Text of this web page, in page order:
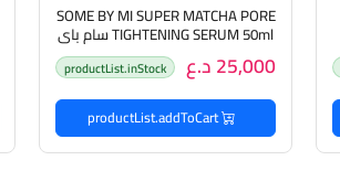
SOME BY MI SUPER MATCHA PORE
TIGHTENING SERUM 50ml سام باي
مي سيروم للعناية بالبشرة25,000 د.ع productList.inStock
productList.addToCart